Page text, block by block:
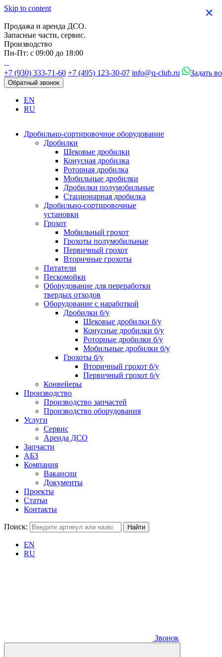
Skip to content
Продажа и аренда ДСО.
Запасные части, сервис.
Производство
Пн-Пт: с 09:00 до 18:00
+7 (930) 333-71-60 +7 (495) 123-30-07 info@q-club.ru Задать
Обратный звонок
EN
RU
Дробильно-сортировочное оборудование
Дробилки
Щековые дробилки
Конусная дробилка
Роторная дробилка
Мобильные дробилки
Дробилки полумобильные
Стационарная дробилка
Дробильно-сортировочные
установки
Грохот
Мобильный грохот
Грохоты полумобильные
Первичный грохот
Вторичные грохоты
Питатели
Пескомойки
Оборудование для переработки
твердых отходов
Оборудование с наработкой
Дробилки б/у
Щековые дробилки б/у
Конусные дробилки б/у
Роторные дробилки б/у
Мобильные дробилки б/у
Грохоты б/у
Вторичный грохот б/у
Первичный грохот б/у
Конвейеры
Производство
Производство запчастей
Производство оборудования
Услуги
Сервис
Аренда ДСО
Запчасти
АБЗ
Компания
Вакансии
Документы
Проекты
Статьи
Контакты
Поиск:
EN
RU
Звонок
×
×
×
×